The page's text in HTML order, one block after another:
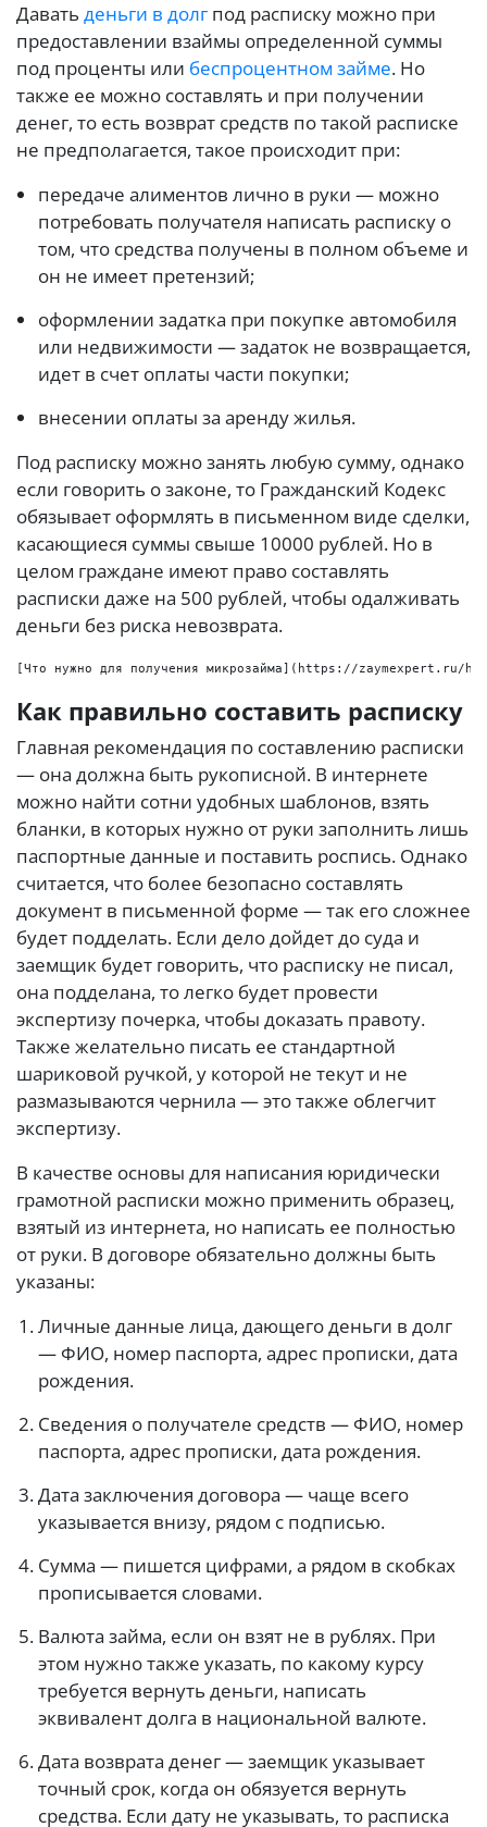
Давать деньги в долг под расписку можно при
предоставлении взаймы определенной суммы
под проценты или беспроцентном займе. Но
также ее можно составлять и при получении
денег, то есть возврат средств по такой расписке
не предполагается, такое происходит при:
передаче алиментов лично в руки — можно
потребовать получателя написать расписку о
том, что средства получены в полном объеме и
он не имеет претензий;
оформлении задатка при покупке автомобиля
или недвижимости — задаток не возвращается,
идет в счет оплаты части покупки;
внесении оплаты за аренду жилья.
Под расписку можно занять любую сумму, однако
если говорить о законе, то Гражданский Кодекс
обязывает оформлять в письменном виде сделки,
касающиеся суммы свыше 10000 рублей. Но в
целом граждане имеют право составлять
расписки даже на 500 рублей, чтобы одалживать
деньги без риска невозврата.
Как правильно составить расписку
Главная рекомендация по составлению расписки
— она должна быть рукописной. В интернете
можно найти сотни удобных шаблонов, взять
бланки, в которых нужно от руки заполнить лишь
паспортные данные и поставить роспись. Однако
считается, что более безопасно составлять
документ в письменной форме — так его сложнее
будет подделать. Если дело дойдет до суда и
заемщик будет говорить, что расписку не писал,
она подделана, то легко будет провести
экспертизу почерка, чтобы доказать правоту.
Также желательно писать ее стандартной
шариковой ручкой, у которой не текут и не
размазываются чернила — это также облегчит
экспертизу.
В качестве основы для написания юридически
грамотной расписки можно применить образец,
взятый из интернета, но написать ее полностью
от руки. В договоре обязательно должны быть
указаны:
Личные данные лица, дающего деньги в долг
— ФИО, номер паспорта, адрес прописки, дата
рождения.
Сведения о получателе средств — ФИО, номер
паспорта, адрес прописки, дата рождения.
Дата заключения договора — чаще всего
указывается внизу, рядом с подписью.
Сумма — пишется цифрами, а рядом в скобках
прописывается словами.
Валюта займа, если он взят не в рублях. При
этом нужно также указать, по какому курсу
требуется вернуть деньги, написать
эквивалент долга в национальной валюте.
Дата возврата денег — заемщик указывает
точный срок, когда он обязуется вернуть
средства. Если дату не указывать, то расписка